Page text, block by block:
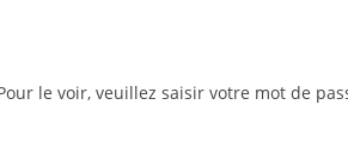
le voir, veuillez saisir votre mot de